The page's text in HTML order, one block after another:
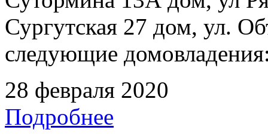
Сургутская 27 дом, ул.
следующие
28 февраля 2020
Подробнее